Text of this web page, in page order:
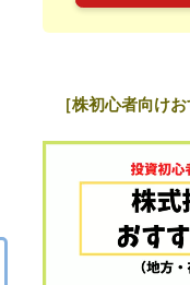
［株初心者向け